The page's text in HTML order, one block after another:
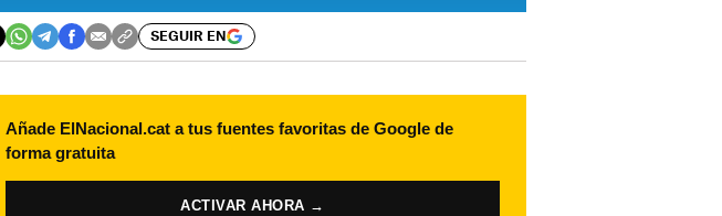
SEGUIR EN
Añade ElNacional.cat a tus fuentes favoritas de Google de
forma gratuita
ACTIVAR AHORA →